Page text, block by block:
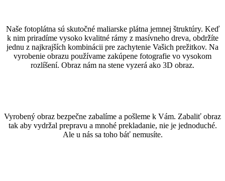
Naše fotoplátna sú skutočné maliarske plátna jemnej štruktúry. Keď
k nim priradíme vysoko kvalitné rámy z masívneho dreva, obdržíte
jednu z najkrajších kombinácii pre zachytenie Vašich prežitkov. Na
vyrobenie obrazu používame zakúpene fotografie vo vysokom
rozlíšení. Obraz nám na stene vyzerá ako 3D obraz.
Vyrobený obraz bezpečne zabalíme a pošleme k Vám. Zabaliť obraz
tak aby vydržal prepravu a mnohé prekladanie, nie je jednoduché.
Ale u nás sa toho báť nemusíte.